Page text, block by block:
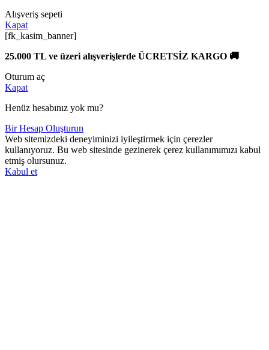
Alışveriş sepeti
Kapat
[fk_kasim_banner]
25.000 TL ve üzeri alışverişlerde ÜCRETSİZ KARGO 🚚
Oturum aç
Kapat
Henüz hesabınız yok mu?
Bir Hesap Oluşturun
Web sitemizdeki deneyiminizi iyileştirmek için çerezler
kullanıyoruz. Bu web sitesinde gezinerek çerez kullanımımızı kabul
etmiş olursunuz.
Kabul et